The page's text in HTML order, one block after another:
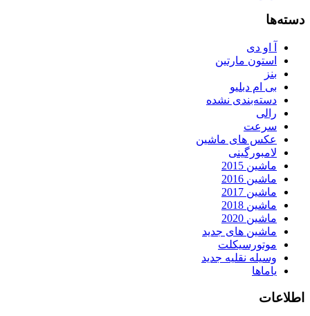
دسته‌ها
آ او دی
استون مارتین
بنز
بی ام دبلیو
دسته‌بندی نشده
رالی
سرعت
عکس های ماشین
لامبورگینی
ماشین 2015
ماشین 2016
ماشین 2017
ماشین 2018
ماشین 2020
ماشین های جدید
موتورسیکلت
وسیله نقلیه جدید
یاماها
اطلاعات